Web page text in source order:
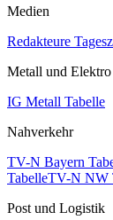
Medien
Redakteure
Metall und Elektro
IG Metall Tabelle
Nahverkehr
TV-N Bayern
TabelleTV-N NW
Post und Logistik